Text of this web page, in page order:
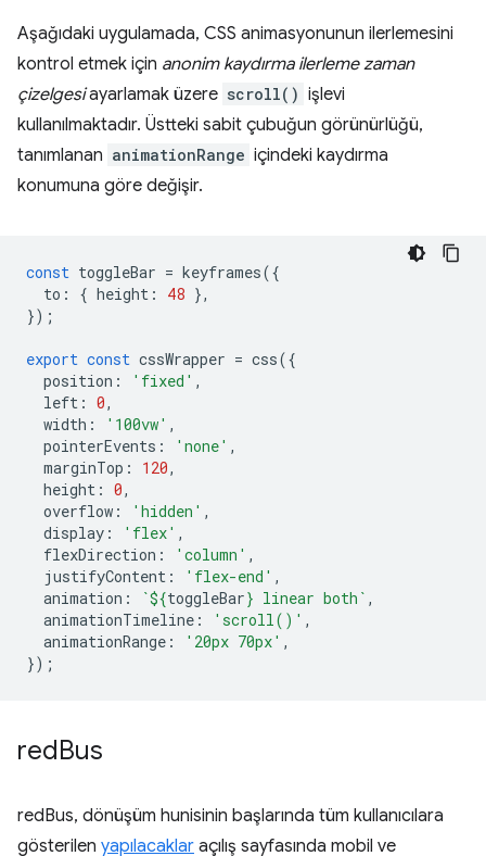
Aşağıdaki uygulamada, CSS animasyonunun ilerlemesini
kontrol etmek için anonim kaydırma ilerleme zaman
çizelgesiayarlamak üzere scroll() işlevi
kullanılmaktadır. Üstteki sabit çubuğun görünürlüğü,
tanımlanan animationRange içindeki kaydırma
konumuna göre değişir.
const toggleBar = keyframes({
to : { height : 48 },
});
export const cssWrapper = css({
position : 'fixed' ,
left : 0,
width : '100vw' ,
pointerEvents : 'none' ,
marginTop : 120,
height : 0,
overflow : 'hidden' ,
display : 'flex' ,
flexDirection : 'column' ,
justifyContent : 'flex-end' ,
animation : `${toggleBar} linear both` ,
animationTimeline : 'scroll()' ,
animationRange : '20px 70px' ,
});
redBus
redBus, dönüşüm hunisinin başlarında tüm kullanıcılara
gösterilen yapılacaklar açılış sayfasında mobil ve